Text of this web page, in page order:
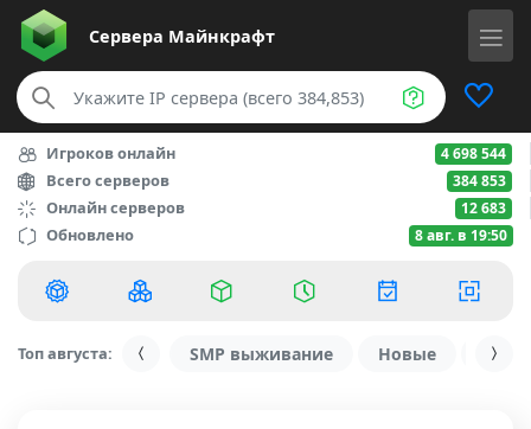
Сервера Майнкрафт
Игроков онлайн 4 698 544
Всего серверов 384 853
Онлайн серверов 12 683
Обновлено 8 авг. в 19:50
Топ августа: SMP выживание Новые С